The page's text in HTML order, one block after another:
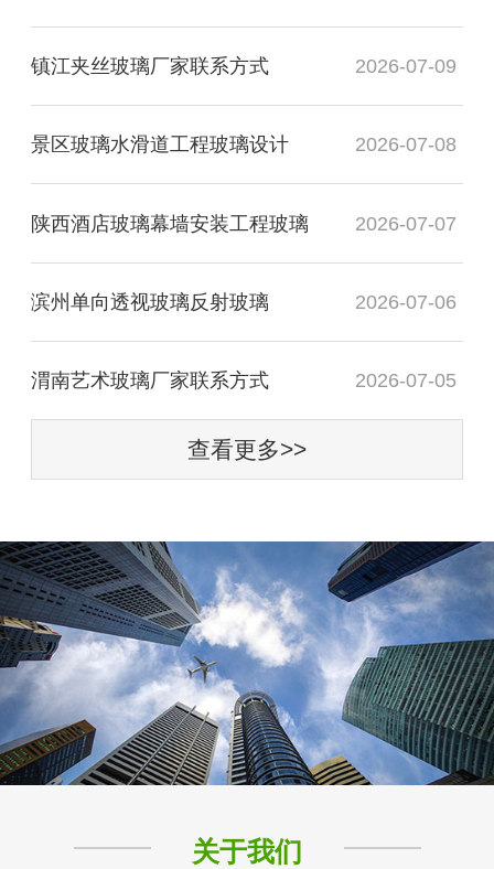
镇江夹丝玻璃厂家联系方式 2026-07-09
景区玻璃水滑道工程玻璃设计 2026-07-08
陕西酒店玻璃幕墙安装工程玻璃 2026-07-07
滨州单向透视玻璃反射玻璃 2026-07-06
渭南艺术玻璃厂家联系方式 2026-07-05
查看更多>>
关于我们